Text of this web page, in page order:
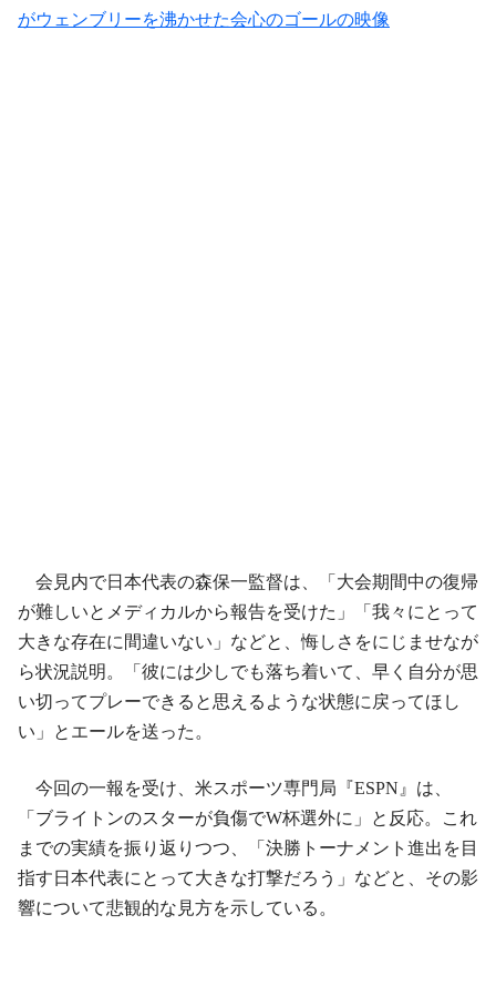
がウェンブリーを沸かせた会心のゴールの映像
会見内で日本代表の森保一監督は、「大会期間中の復帰
が難しいとメディカルから報告を受けた」「我々にとって
大きな存在に間違いない」などと、悔しさをにじませなが
ら状況説明。「彼には少しでも落ち着いて、早く自分が思
い切ってプレーできると思えるような状態に戻ってほし
い」とエールを送った。
今回の一報を受け、米スポーツ専門局『ESPN』は、
「ブライトンのスターが負傷でW杯選外に」と反応。これ
までの実績を振り返りつつ、「決勝トーナメント進出を目
指す日本代表にとって大きな打撃だろう」などと、その影
響について悲観的な見方を示している。